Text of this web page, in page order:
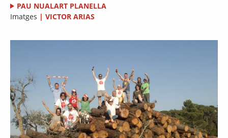
PAU NUALART PLANELLA
Imatges | VICTOR ARIAS